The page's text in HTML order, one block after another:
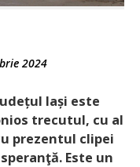
2024
Iași este
trecutul, cu al
prezentul clipei
Este un